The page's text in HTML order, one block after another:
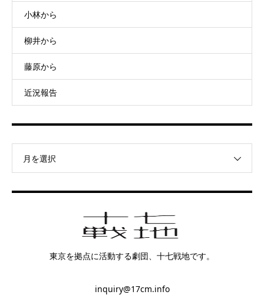
小林から
柳井から
藤原から
近況報告
月を選択
東京を拠点に活動する劇団、十七戦地です。
inquiry@17cm.info